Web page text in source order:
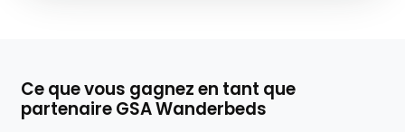
Ce que vous gagnez en tant que
partenaire GSA Wanderbeds